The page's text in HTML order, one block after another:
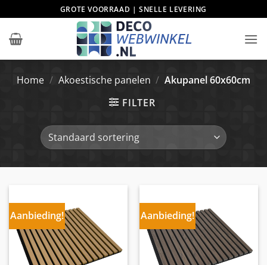
naar
inhoud
GROTE VOORRAAD | SNELLE LEVERING
Home / Akoestische panelen / Akupanel 60x60cm
FILTER
Aanbieding! Aanbieding!